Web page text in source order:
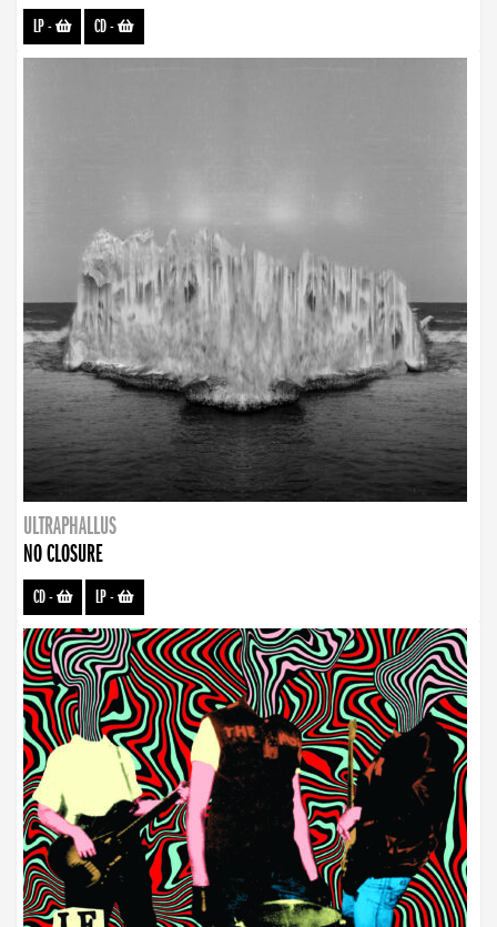
LP- CD-
ULTRAPHALLUS
NO CLOSURE
CD- LP-